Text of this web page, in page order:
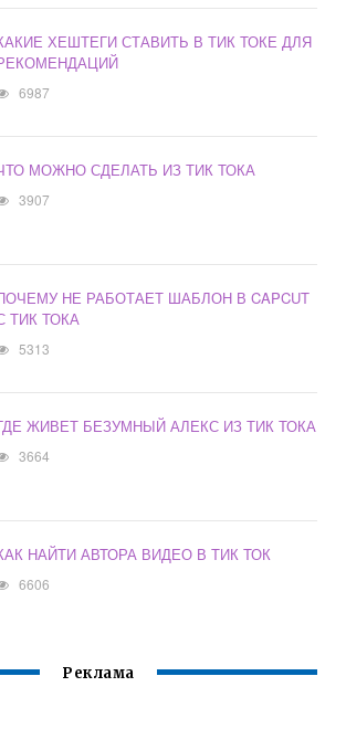
ХЕШТЕГИ СТАВИТЬ В ТИК ТОКЕ ДЛЯ
6987
МОЖНО СДЕЛАТЬ ИЗ ТИК ТОКА
3907
НЕ РАБОТАЕТ ШАБЛОН В CAPCUT
ТИК ТОКА
5313
ЖИВЕТ БЕЗУМНЫЙ АЛЕКС ИЗ ТИК ТОКА
3664
НАЙТИ АВТОРА ВИДЕО В ТИК ТОК
6606
Реклама